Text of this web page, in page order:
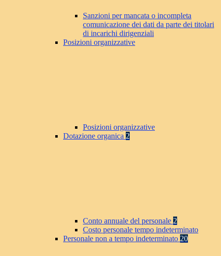
Sanzioni per mancata o incompleta
comunicazione dei dati da parte dei titolari
di incarichi dirigenziali
Posizioni organizzative
Posizioni organizzative
Dotazione organica 2
Conto annuale del personale 2
Costo personale tempo indeterminato
Personale non a tempo indeterminato 20